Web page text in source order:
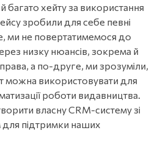
багато хейту за використання
зробили для себе певні
ми не повертатимемося до
низку нюансів, зокрема й
а по-друге, ми зрозуміли,
можна використовувати для
роботи видавництва.
власну CRM-систему зі
для підтримки наших